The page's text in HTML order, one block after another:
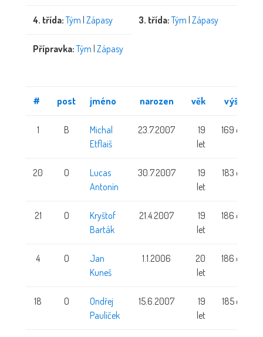
4. třída: Tým | Zápasy 3. třída: Tým | Zápasy
Přípravka: Tým | Zápasy
# post jméno narozen věk výška
1 B
Michal
Etflaiš
23.7.2007
19
let
169 cm
20 O
Lucas
Antonín
30.7.2007
19
let
183 cm
21 O
Kryštof
Barták
21.4.2007
19
let
186 cm
4 O
Jan
Kuneš
1.1.2006
20
let
186 cm
18 O
Ondřej
Paulíček
15.6.2007
19
let
185 cm